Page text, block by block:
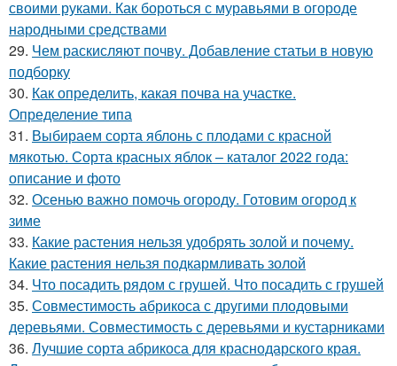
своими руками. Как бороться с муравьями в огороде
народными средствами
29. Чем раскисляют почву. Добавление статьи в новую
подборку
30. Как определить, какая почва на участке.
Определение типа
31. Выбираем сорта яблонь с плодами с красной
мякотью. Сорта красных яблок – каталог 2022 года:
описание и фото
32. Осенью важно помочь огороду. Готовим огород к
зиме
33. Какие растения нельзя удобрять золой и почему.
Какие растения нельзя подкармливать золой
34. Что посадить рядом с грушей. Что посадить с грушей
35. Совместимость абрикоса с другими плодовыми
деревьями. Совместимость с деревьями и кустарниками
36. Лучшие сорта абрикоса для краснодарского края.